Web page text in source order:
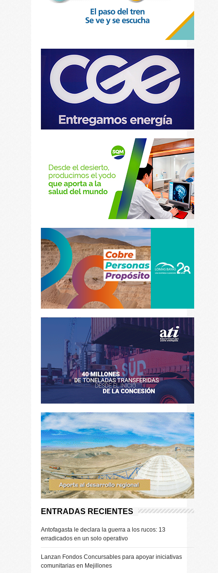
ENTRADAS RECIENTES
Antofagasta le declara la guerra a los rucos: 13
erradicados en un solo operativo
Lanzan Fondos Concursables para apoyar iniciativas
comunitarias en Mejillones